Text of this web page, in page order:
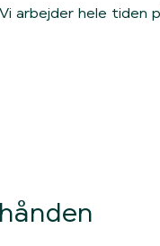
arbejder hele